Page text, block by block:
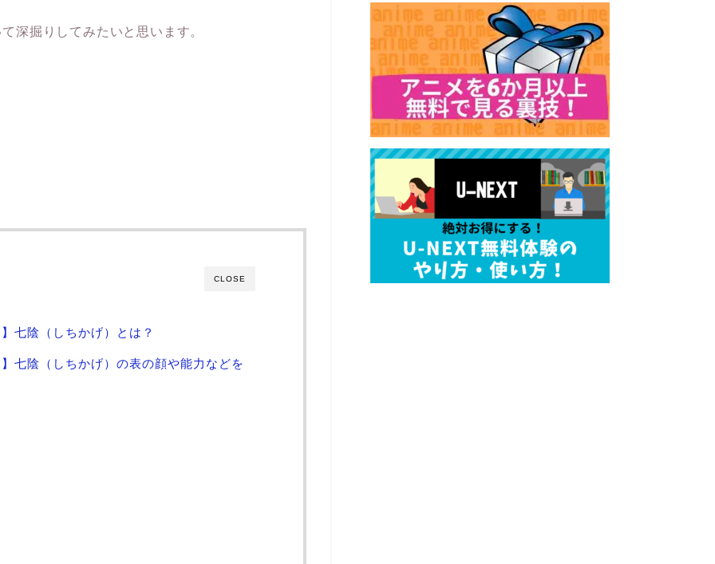
深掘りしてみたいと思います。
CLOSE
七陰（しちかげ）とは？
七陰（しちかげ）の表の顔や能力などを